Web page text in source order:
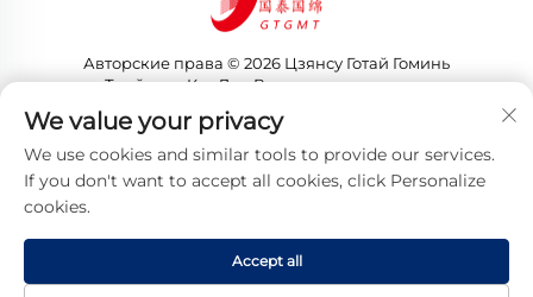
Авторские права © 2026 Цзянсу Готай Гоминь
Трейдинг Ко., Лтд. Все права защищены
Политика конфиденциальности
We value your privacy
We use cookies and similar tools to provide our services.
If you don't want to accept all cookies, click Personalize
cookies.
Accept all